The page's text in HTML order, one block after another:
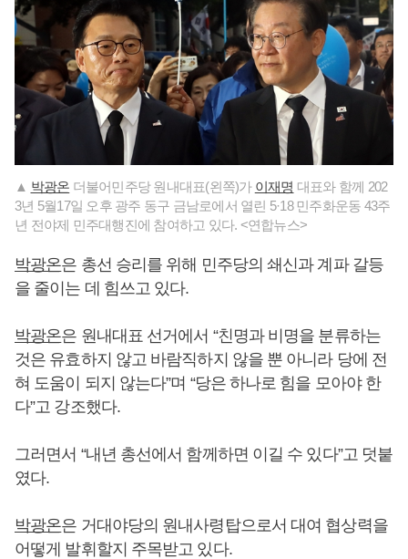
▲ 박광온 더불어민주당 원내대표(왼쪽)가 이재명 대표와 함께 202
3년 5월17일 오후 광주 동구 금남로에서 열린 5·18 민주화운동 43주
년 전야제 민주대행진에 참여하고 있다. <연합뉴스>
박광온은 총선 승리를 위해 민주당의 쇄신과 계파 갈등
을 줄이는 데 힘쓰고 있다.
박광온은 원내대표 선거에서 “친명과 비명을 분류하는
것은 유효하지 않고 바람직하지 않을 뿐 아니라 당에 전
혀 도움이 되지 않는다”며 “당은 하나로 힘을 모아야 한
다”고 강조했다.
그러면서 “내년 총선에서 함께하면 이길 수 있다”고 덧붙
였다.
박광온은 거대야당의 원내사령탑으로서 대여 협상력을
어떻게 발휘할지 주목받고 있다.